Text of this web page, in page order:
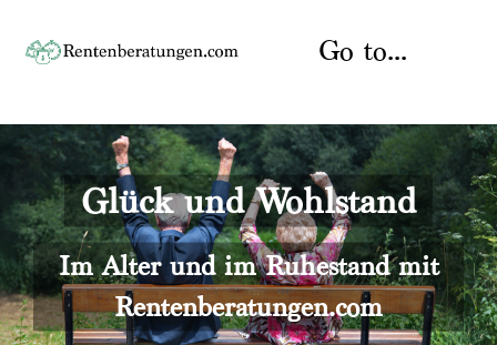
content
Go to...
Startseite
Rente
Rentenberater
Rentenversicherung
Über uns
Kontakt
Glück und Wohlstand
Im Alter und im Ruhestand mit
Rentenberatungen.com